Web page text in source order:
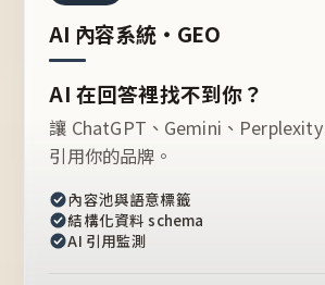
AI 內容系統・GEO
AI 在回答裡找不到你？
讓 ChatGPT、Gemini、
引用你的品牌。
內容池與語意標籤
結構化資料 schema
AI 引用監測